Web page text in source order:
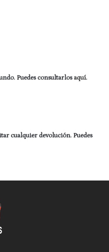
Puedes consultarlosaquí.
cualquier devolución. Puedes